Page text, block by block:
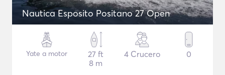
Nautica Esposito Positano 27 Open
Yate a motor
27 ft
8 m
4 Crucero 0